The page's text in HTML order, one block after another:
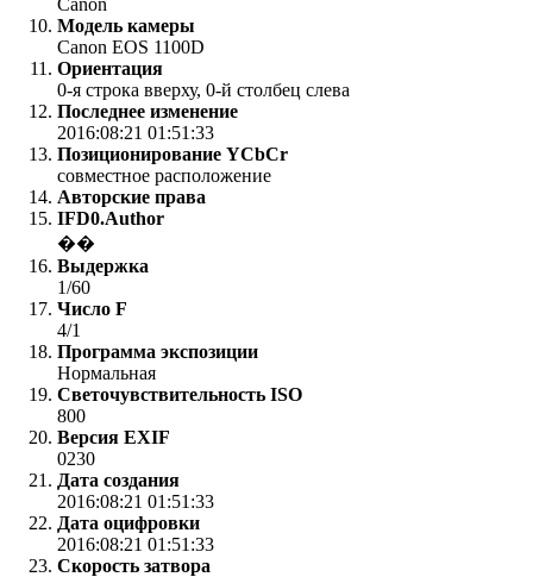
Canon
Модель камеры
Canon EOS 1100D
Ориентация
0-я строка вверху, 0-й столбец слева
Последнее изменение
2016:08:21 01:51:33
Позиционирование YCbCr
совместное расположение
Авторские права
IFD0.Author
��
Выдержка
1/60
Число F
4/1
Программа экспозиции
Нормальная
Светочувствительность ISO
800
Версия EXIF
0230
Дата создания
2016:08:21 01:51:33
Дата оцифровки
2016:08:21 01:51:33
Скорость затвора